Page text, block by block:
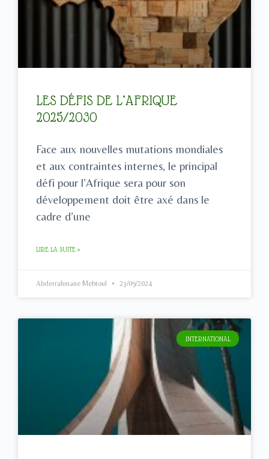
LES DÉFIS DE L’AFRIQUE
2025/2030
Face aux nouvelles mutations mondiales
et aux contraintes internes, le principal
défi pour l’Afrique sera pour son
développement doit être axé dans le
cadre d’une
LIRE LA SUITE »
Abderrahmane Mebtoul 23/09/2024
INTERNATIONAL